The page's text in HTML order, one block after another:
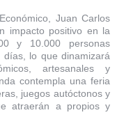
Juan Carlos
impacto positivo en la
y 10.000 personas
lo que dinamizará
artesanales y
contempla una feria
juegos autóctonos y
atraerán a propios y